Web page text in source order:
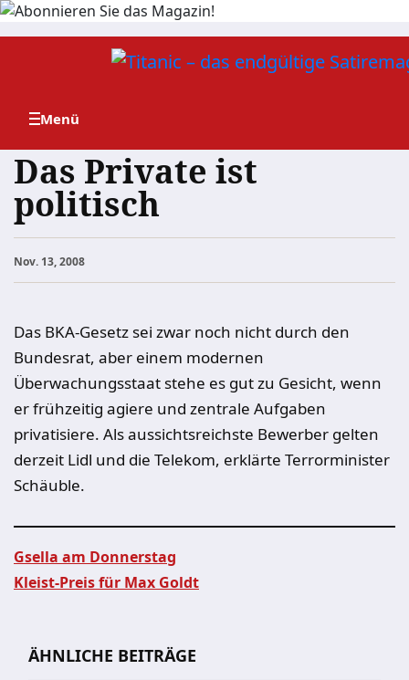
Zum
Das Private ist
politisch
Nov. 13, 2008
Das BKA-Gesetz sei zwar noch nicht durch den
Bundesrat, aber einem modernen
Überwachungsstaat stehe es gut zu Gesicht, wenn
er frühzeitig agiere und zentrale Aufgaben
privatisiere. Als aussichtsreichste Bewerber gelten
derzeit Lidl und die Telekom, erklärte Terrorminister
Schäuble.
Gsella am Donnerstag
Kleist-Preis für Max Goldt
ÄHNLICHE BEITRÄGE